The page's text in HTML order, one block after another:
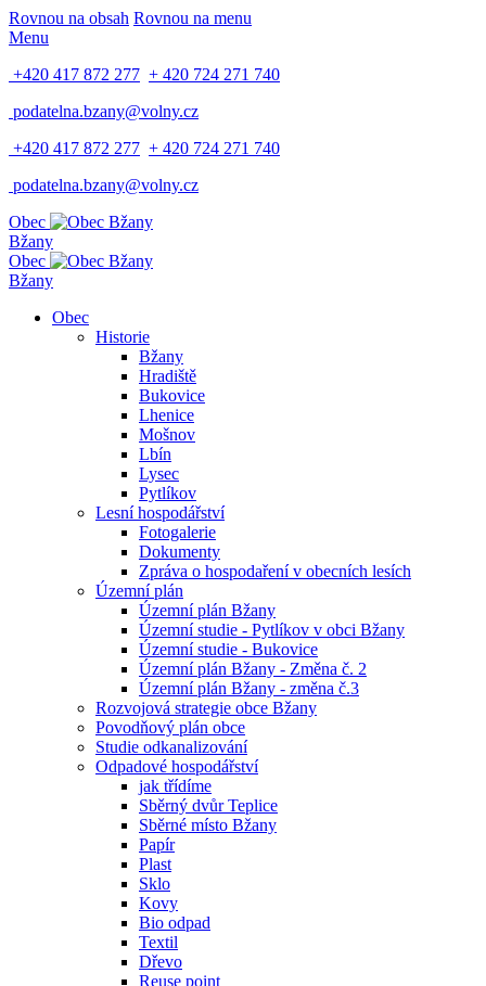
Rovnou na obsah Rovnou na menu
Menu
+420 417 872 277 + 420 724 271 740
podatelna.bzany@volny.cz
+420 417 872 277 + 420 724 271 740
podatelna.bzany@volny.cz
Obec
Bžany
Obec
Bžany
Obec
Historie
Bžany
Hradiště
Bukovice
Lhenice
Mošnov
Lbín
Lysec
Pytlíkov
Lesní hospodářství
Fotogalerie
Dokumenty
Zpráva o hospodaření v obecních lesích
Územní plán
Územní plán Bžany
Územní studie - Pytlíkov v obci Bžany
Územní studie - Bukovice
Územní plán Bžany - Změna č. 2
Územní plán Bžany - změna č.3
Rozvojová strategie obce Bžany
Povodňový plán obce
Studie odkanalizování
Odpadové hospodářství
jak třídíme
Sběrný dvůr Teplice
Sběrné místo Bžany
Papír
Plast
Sklo
Kovy
Bio odpad
Textil
Dřevo
Reuse point